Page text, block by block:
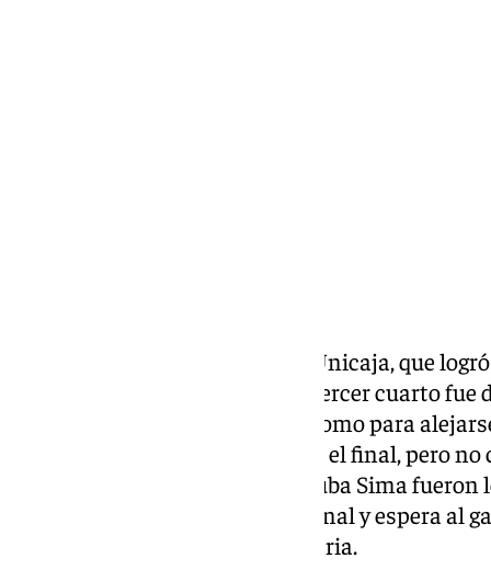
Eliminatoria durísima para el Unicaja, que
ganar al Tenerife por 90-83. El tercer cuarto
sacase una ventaja suficiente como para
siguieron a máximo nivel hasta el final, pero
diferencia. Alberto Díaz y Yankuba Sima
Navarro. El Unicaja está en la final y espera al
Madrid y Dreamland Gran Canaria.